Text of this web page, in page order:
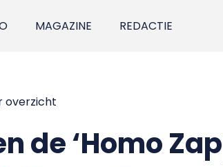
MAGAZINE REDACTIE
overzicht
de ‘Homo